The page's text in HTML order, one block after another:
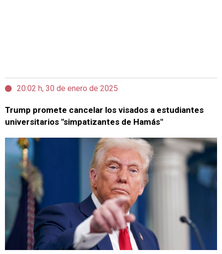
20:02 h, 30 de enero de 2025
Trump promete cancelar los visados a estudiantes
universitarios "simpatizantes de Hamás"